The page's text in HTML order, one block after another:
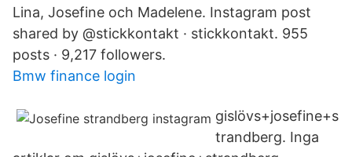
Lina, Josefine och Madelene. Instagram post
shared by @stickkontakt · stickkontakt. 955
posts · 9,217 followers.
Bmw finance login
gislövs+josefine+s
trandberg. Inga